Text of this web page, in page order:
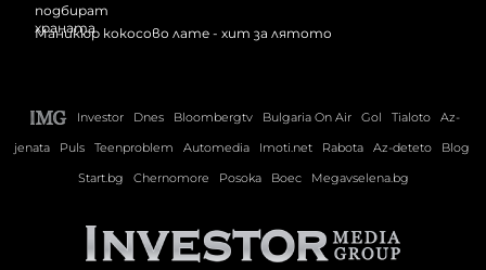
Маникюр кокосово лате - хит за лятото
Investor Dnes Bloombergtv Bulgaria On Air Gol Tialoto
Az-
jenata
Puls Teenproblem Automedia Imoti.net Rabota Az-deteto
Blog
Start.bg
Chernomore Posoka Boec Megavselena.bg